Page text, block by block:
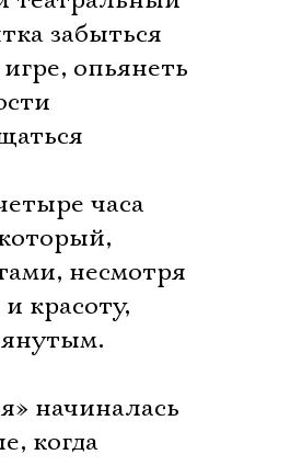
забыться
опьянеть
часа
несмотря
красоту,
начиналась
когда